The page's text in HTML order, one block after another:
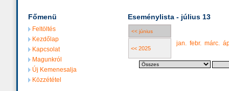
Főmenü
Feltöltés
Kezdőlap
Kapcsolat
Magunkról
Új Kemenesalja
Közzététel
Eseménylista - július 13
<< június
<< 2025
jan. febr. márc.